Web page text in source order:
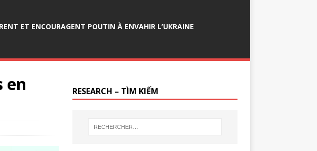
ET ENCOURAGENT POUTIN À ENVAHIR L’UKRAINE
en
RESEARCH – TÌM KIẾM